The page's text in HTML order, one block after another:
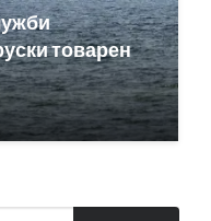
товарен